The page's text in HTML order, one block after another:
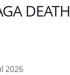
DEATH
2026